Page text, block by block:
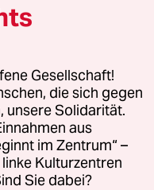
Gesellschaft!
die sich gegen
unsere Solidarität.
aus
im Zentrum“ –
Kulturzentren
Sie dabei?